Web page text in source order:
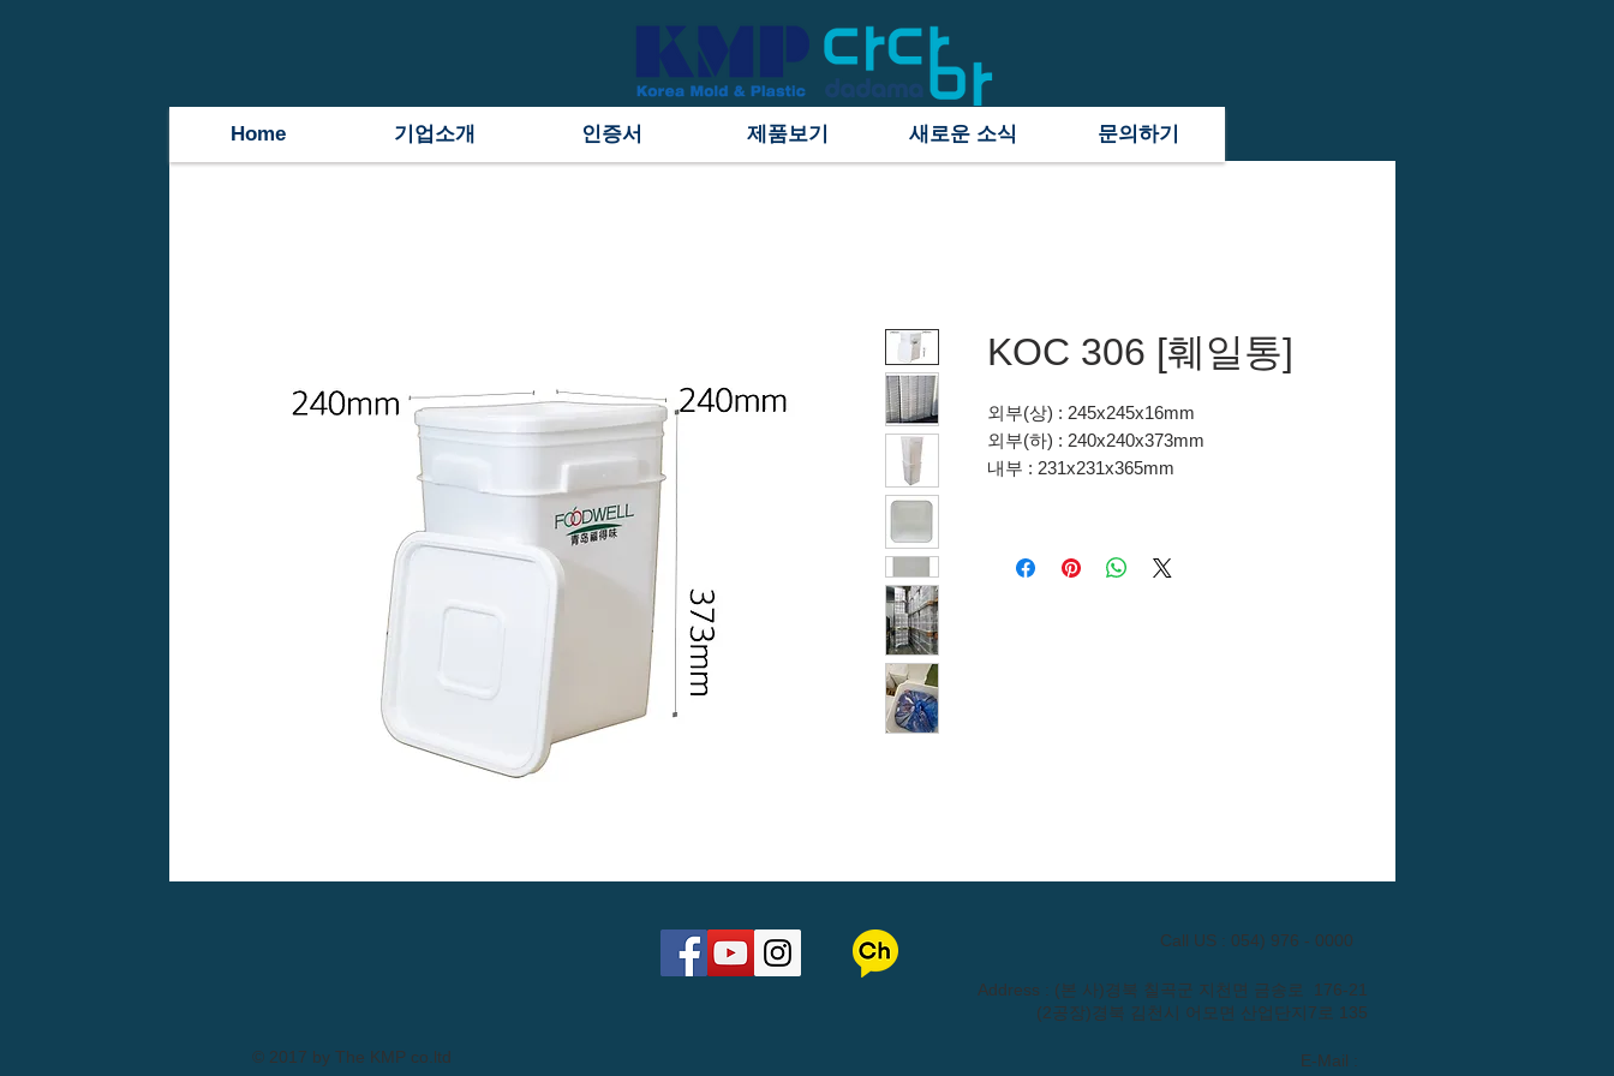
Home 기업소개 인증서 제품보기 새로운 소식 문의하기
KOC 306 [훼일통]
외부(상) : 245x245x16mm
외부(하) : 240x240x373mm
내부 : 231x231x365mm
Call US : 054) 976 - 0000
​Address : (본 사)경북 칠곡군 지천면 금송로 176-21
(2공장)경북 김천시 어모면 산업단지7로 135
© 2017 by The KMP co.ltd
E-Mail :